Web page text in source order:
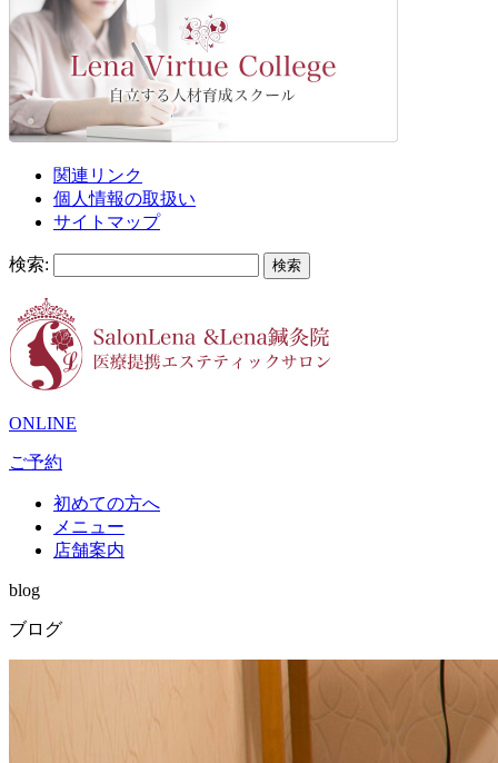
関連リンク
個人情報の取扱い
サイトマップ
検索:
ONLINE
ご予約
初めての方へ
メニュー
店舗案内
blog
ブログ